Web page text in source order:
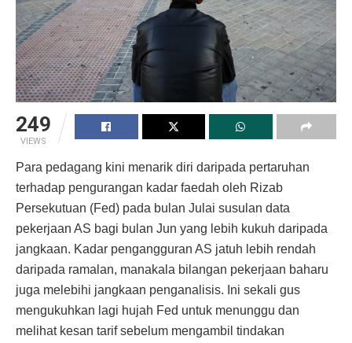
249
VIEWS
Para pedagang kini menarik diri daripada pertaruhan
terhadap pengurangan kadar faedah oleh Rizab
Persekutuan (Fed) pada bulan Julai susulan data
pekerjaan AS bagi bulan Jun yang lebih kukuh daripada
jangkaan. Kadar pengangguran AS jatuh lebih rendah
daripada ramalan, manakala bilangan pekerjaan baharu
juga melebihi jangkaan penganalisis. Ini sekali gus
mengukuhkan lagi hujah Fed untuk menunggu dan
melihat kesan tarif sebelum mengambil tindakan